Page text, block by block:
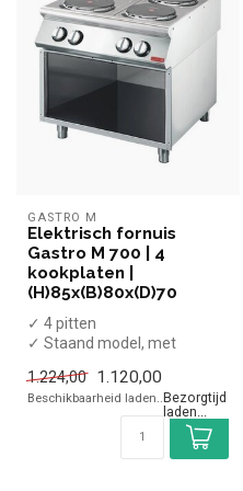
GASTRO M
Elektrisch fornuis
Gastro M 700 | 4
kookplaten |
(H)85x(B)80x(D)70
✓ 4 pitten
✓ Staand model, met
onderkast
✓ 10,4 kW
1.224,00 1.120,00
Beschikbaarheid laden..